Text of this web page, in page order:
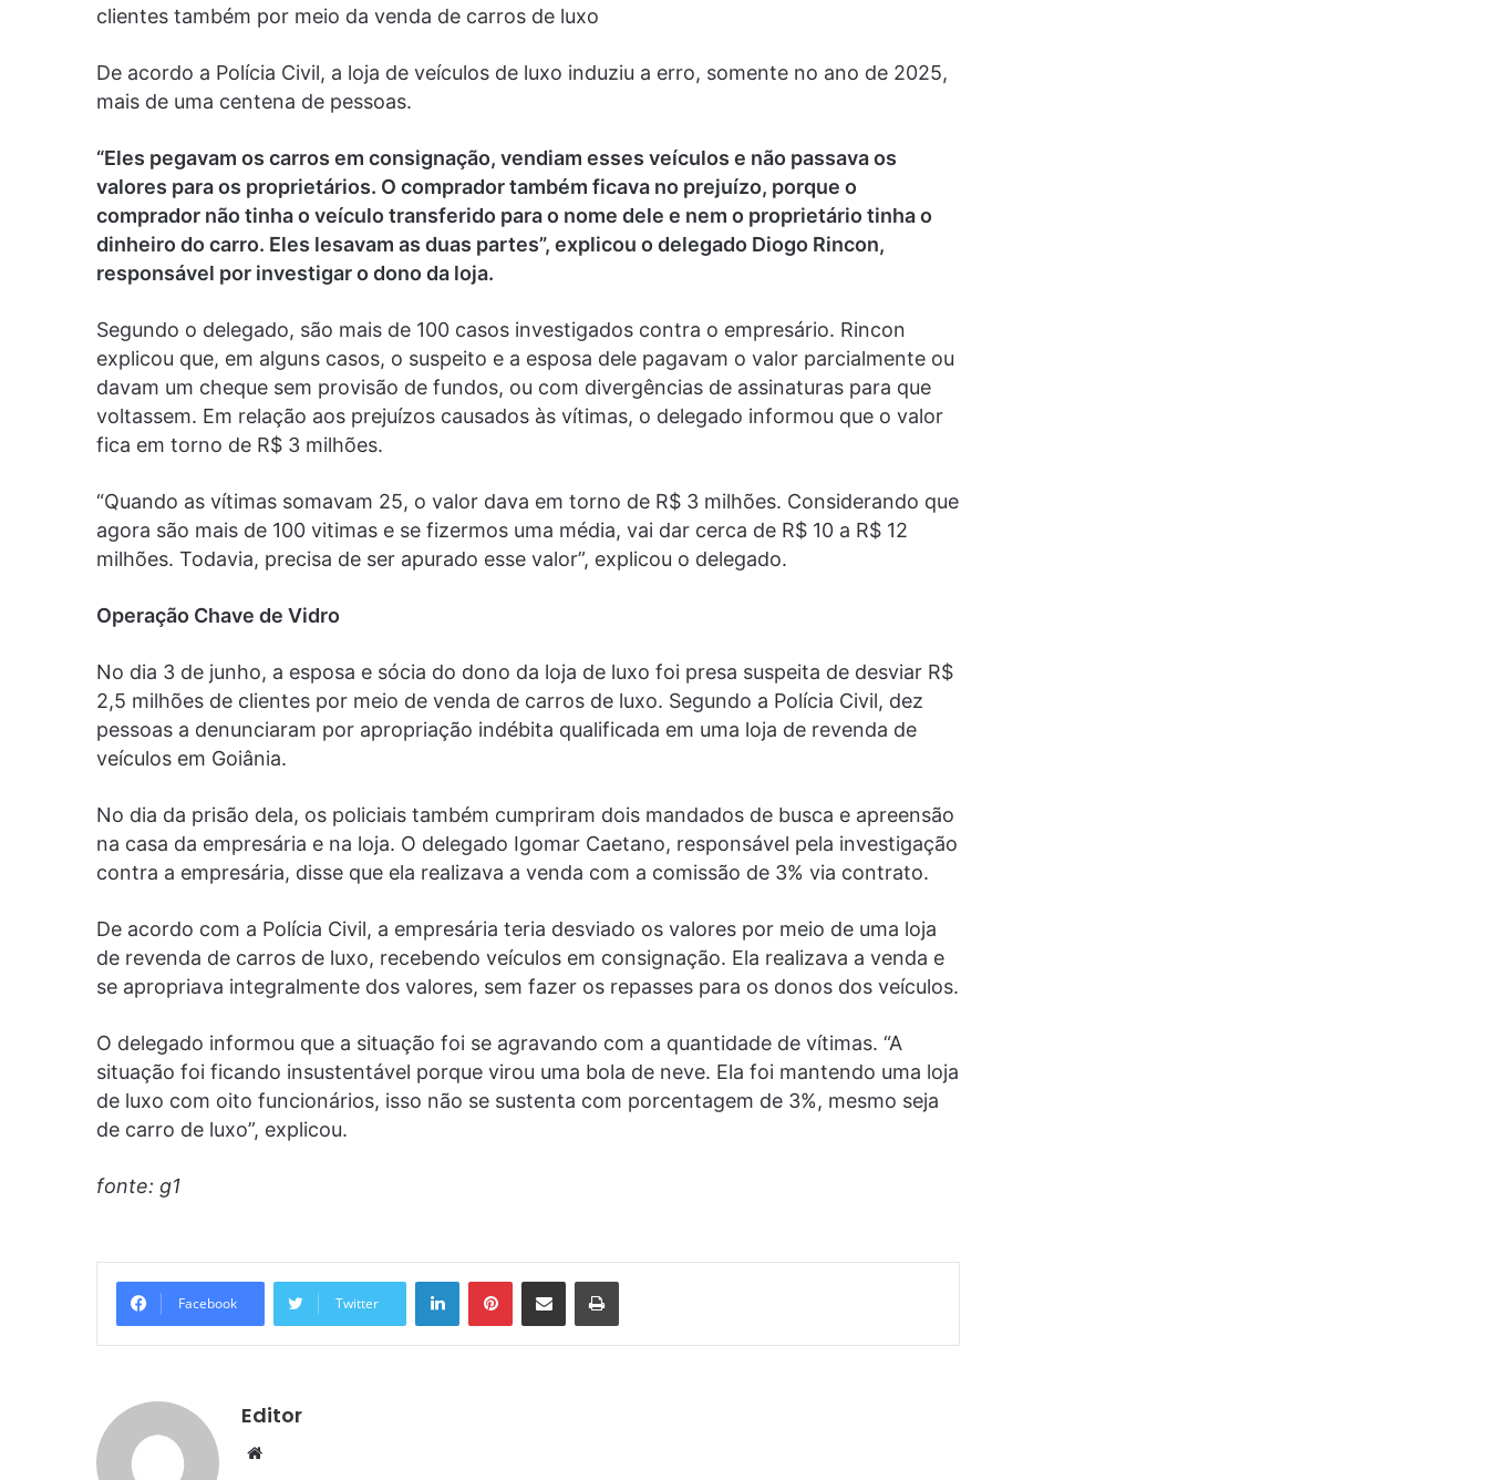
clientes também por meio da venda de carros de luxo
De acordo a Polícia Civil, a loja de veículos de luxo induziu a erro, somente no ano de 2025,
mais de uma centena de pessoas.
“Eles pegavam os carros em consignação, vendiam esses veículos e não passava os
valores para os proprietários. O comprador também ficava no prejuízo, porque o
comprador não tinha o veículo transferido para o nome dele e nem o proprietário tinha o
dinheiro do carro. Eles lesavam as duas partes”, explicou o delegado Diogo Rincon,
responsável por investigar o dono da loja.
Segundo o delegado, são mais de 100 casos investigados contra o empresário. Rincon
explicou que, em alguns casos, o suspeito e a esposa dele pagavam o valor parcialmente ou
davam um cheque sem provisão de fundos, ou com divergências de assinaturas para que
voltassem. Em relação aos prejuízos causados às vítimas, o delegado informou que o valor
fica em torno de R$ 3 milhões.
“Quando as vítimas somavam 25, o valor dava em torno de R$ 3 milhões. Considerando que
agora são mais de 100 vitimas e se fizermos uma média, vai dar cerca de R$ 10 a R$ 12
milhões. Todavia, precisa de ser apurado esse valor”, explicou o delegado.
Operação Chave de Vidro
No dia 3 de junho, a esposa e sócia do dono da loja de luxo foi presa suspeita de desviar R$
2,5 milhões de clientes por meio de venda de carros de luxo. Segundo a Polícia Civil, dez
pessoas a denunciaram por apropriação indébita qualificada em uma loja de revenda de
veículos em Goiânia.
No dia da prisão dela, os policiais também cumpriram dois mandados de busca e apreensão
na casa da empresária e na loja. O delegado Igomar Caetano, responsável pela investigação
contra a empresária, disse que ela realizava a venda com a comissão de 3% via contrato.
De acordo com a Polícia Civil, a empresária teria desviado os valores por meio de uma loja
de revenda de carros de luxo, recebendo veículos em consignação. Ela realizava a venda e
se apropriava integralmente dos valores, sem fazer os repasses para os donos dos veículos.
O delegado informou que a situação foi se agravando com a quantidade de vítimas. “A
situação foi ficando insustentável porque virou uma bola de neve. Ela foi mantendo uma loja
de luxo com oito funcionários, isso não se sustenta com porcentagem de 3%, mesmo seja
de carro de luxo”, explicou.
fonte: g1
Facebook Twitter
LinkedinPinterestCompartilhar via e-mail Imprimir
Editor
Website